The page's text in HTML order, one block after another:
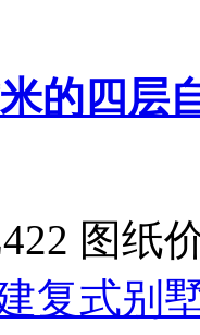
的四层
图纸